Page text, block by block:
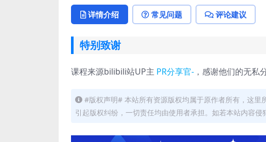
详情介绍 常见问题 评论建议
特别致谢
课程来源bilibili站UP主 PR分享官- ，感谢他们的无私
#版权声明# 本站所有资源版权均属于原作者所有，这
引起版权纠纷，一切责任均由使用者承担。如若本站内容侵